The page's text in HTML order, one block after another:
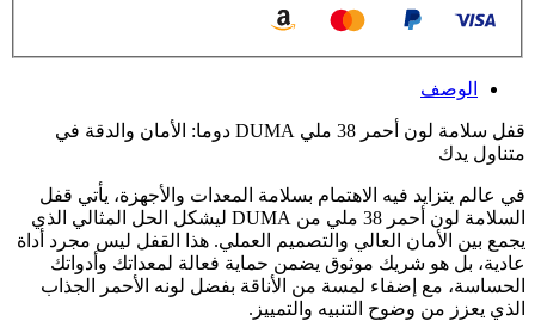
الوصف
قفل سلامة لون أحمر 38 ملي DUMA دوما: الأمان والدقة في
متناول يدك
في عالم يتزايد فيه الاهتمام بسلامة المعدات والأجهزة، يأتي قفل
السلامة لون أحمر 38 ملي من DUMA ليشكل الحل المثالي الذي
يجمع بين الأمان العالي والتصميم العملي. هذا القفل ليس مجرد أداة
عادية، بل هو شريك موثوق يضمن حماية فعالة لمعداتك وأدواتك
الحساسة، مع إضفاء لمسة من الأناقة بفضل لونه الأحمر الجذاب
الذي يعزز من وضوح التنبيه والتمييز.